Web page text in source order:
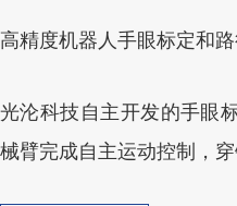
高精度机器人手眼标定和
光沦科技自主开发的手眼
械臂完成自主运动控制，穿